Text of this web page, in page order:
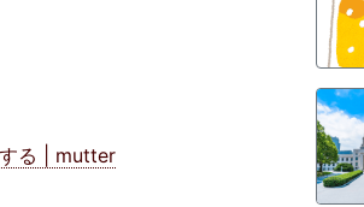
する | mutter